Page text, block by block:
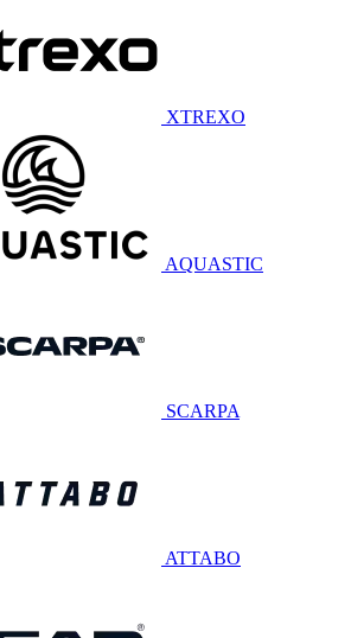
XTREXO
AQUASTIC
SCARPA
ATTABO